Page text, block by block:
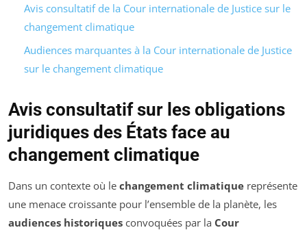
Avis consultatif de la Cour internationale de Justice sur le
changement climatique
Audiences marquantes à la Cour internationale de Justice
sur le changement climatique
Avis consultatif sur les obligations
juridiques des États face au
changement climatique
Dans un contexte où le changement climatique représente
une menace croissante pour l’ensemble de la planète, les
audiences historiques convoquées par la Cour